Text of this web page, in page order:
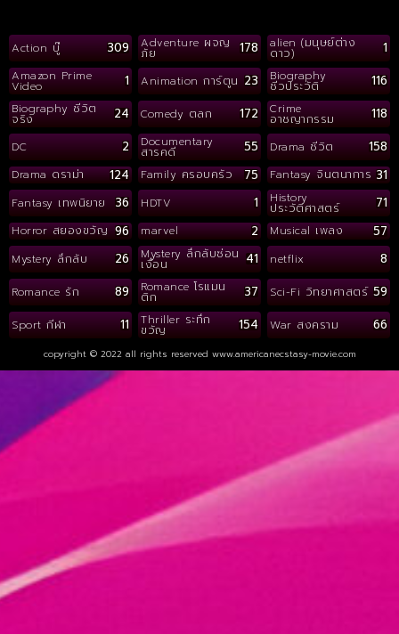
Action บู๊ 309 Adventure ผจญ
ภัย 178 alien (มนุษย์ต่าง
ดาว) 1
Amazon Prime
Video 1 Animation การ์ตูน 23 Biography
ชีวประวัติ 116
Biography ชีวิต
จริง 24 Comedy ตลก 172 Crime
อาชญากรรม 118
DC 2 Documentary
สารคดี 55 Drama ชีวิต 158
Drama ดราม่า 124 Family ครอบครัว 75 Fantasy จินตนาการ 31
Fantasy เทพนิยาย 36 HDTV 1 History
ประวัติศาสตร์ 71
Horror สยองขวัญ 96 marvel 2 Musical เพลง 57
Mystery ลึกลับ 26 Mystery ลึกลับซ่อน
เงื่อน 41 netflix 8
Romance รัก 89 Romance โรแมน
ติก 37 Sci-Fi วิทยาศาสตร์ 59
Sport กีฬา 11 Thriller ระทึก
ขวัญ 154 War สงคราม 66
copyright © 2022 all rights reserved www.americanecstasy-movie.com